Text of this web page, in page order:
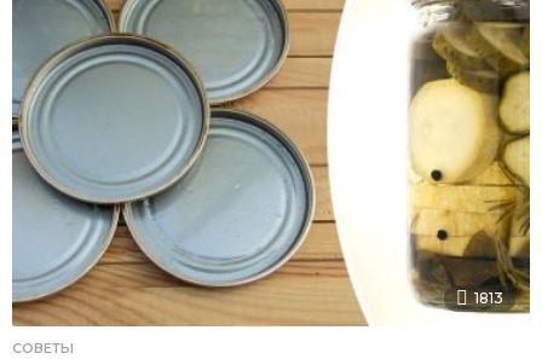
1813
СОВЕТЫ